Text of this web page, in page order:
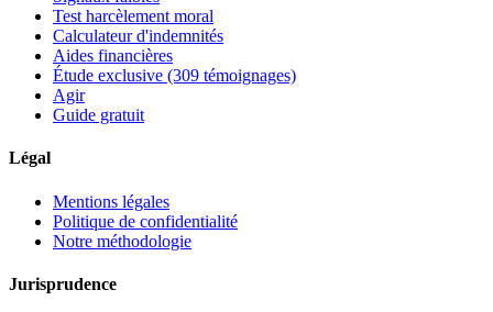
Test harcèlement moral
Calculateur d'indemnités
Aides financières
Étude exclusive (309 témoignages)
Agir
Guide gratuit
Légal
Mentions légales
Politique de confidentialité
Notre méthodologie
Jurisprudence